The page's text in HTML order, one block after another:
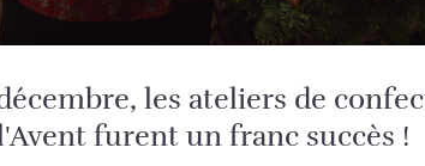
les ateliers de
furent un franc succès !